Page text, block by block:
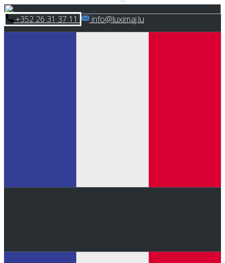
Skip
to
content
​+352 26 31 37 11 ​info@luximaj.lu